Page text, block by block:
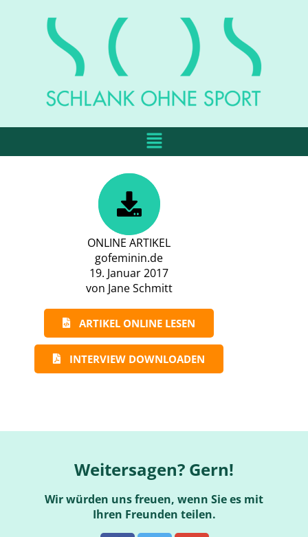
ONLINE ARTIKEL
gofeminin.de
19. Januar 2017
von Jane Schmitt
ARTIKEL ONLINE LESEN
INTERVIEW DOWNLOADEN
Weitersagen? Gern!
Wir würden uns freuen, wenn Sie es mit
Ihren Freunden teilen.